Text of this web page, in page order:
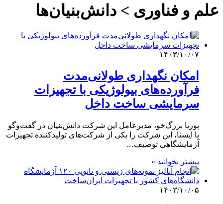
علم و فناوری‌ > دانش‌بنیان‌ها
۱۴۰۳/۱۰/۰۷
امکان نگهداری طولانی‌مدت
فرآورده‌های بیولوژیکی با تجهیزات
سرمایشی ساخت داخل
پوریا بزرگ‌خو، مدیرعامل این شرکت دانش‌بنیان در گفت‌وگو
با ایسنا، این شرکت را یکی از شرکت‌های تولیدکننده تجهیزات
آزمایشگاهی توصیف…
بیشتر بخوانید »
۱۴۰۳/۱۰/۰۵